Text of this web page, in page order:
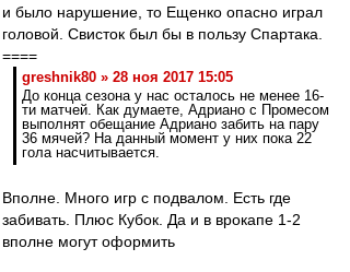
и было нарушение, то Ещенко опасно играл
головой. Свисток был бы в пользу Спартака.
====
greshnik80 » 28 ноя 2017 15:05
До конца сезона у нас осталось не менее 16-
ти матчей. Как думаете, Адриано с Промесом
выполнят обещание Адриано забить на пару
36 мячей? На данный момент у них пока 22
гола насчитывается.
Вполне. Много игр с подвалом. Есть где
забивать. Плюс Кубок. Да и в врокапе 1-2
вполне могут оформить